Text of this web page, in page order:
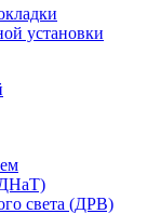
установки
света (ДРВ)